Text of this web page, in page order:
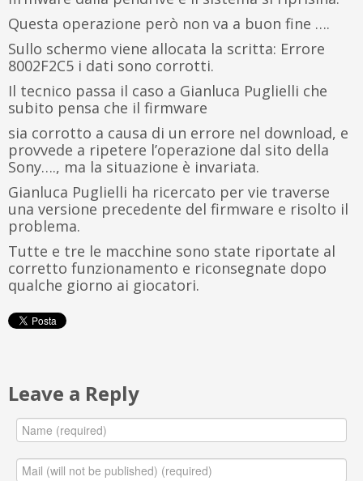
Questa operazione però non va a buon fine ….
Sullo schermo viene allocata la scritta: Errore
8002F2C5 i dati sono corrotti.
Il tecnico passa il caso a Gianluca Puglielli che
subito pensa che il firmware
sia corrotto a causa di un errore nel download, e
provvede a ripetere l’operazione dal sito della
Sony…., ma la situazione è invariata.
Gianluca Puglielli ha ricercato per vie traverse
una versione precedente del firmware e risolto il
problema.
Tutte e tre le macchine sono state riportate al
corretto funzionamento e riconsegnate dopo
qualche giorno ai giocatori.
Leave a Reply